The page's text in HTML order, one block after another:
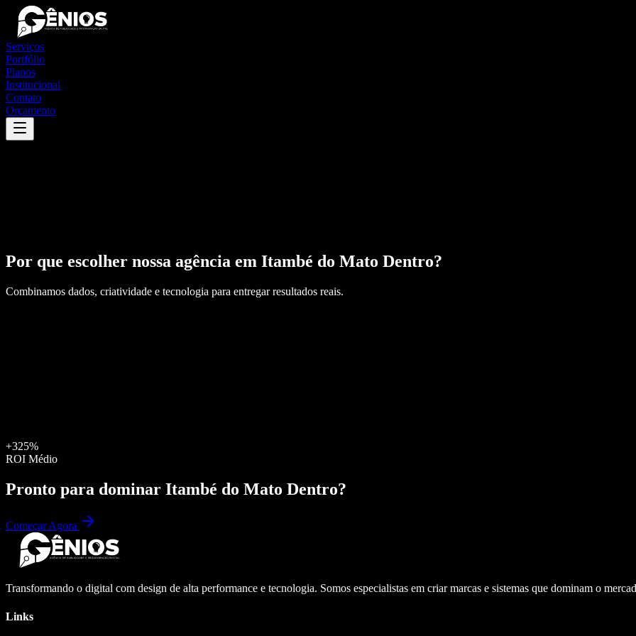
Serviços
Portfólio
Planos
Institucional
Contato
Orçamento
Por que escolher nossa agência em Itambé do Mato Dentro?
Combinamos dados, criatividade e tecnologia para entregar resultados reais.
+325%
ROI Médio
Pronto para dominar Itambé do Mato Dentro?
Começar Agora
Transformando o digital com design de alta performance e tecnologia. Somos especialistas em criar marcas e sistemas que dominam o
Links